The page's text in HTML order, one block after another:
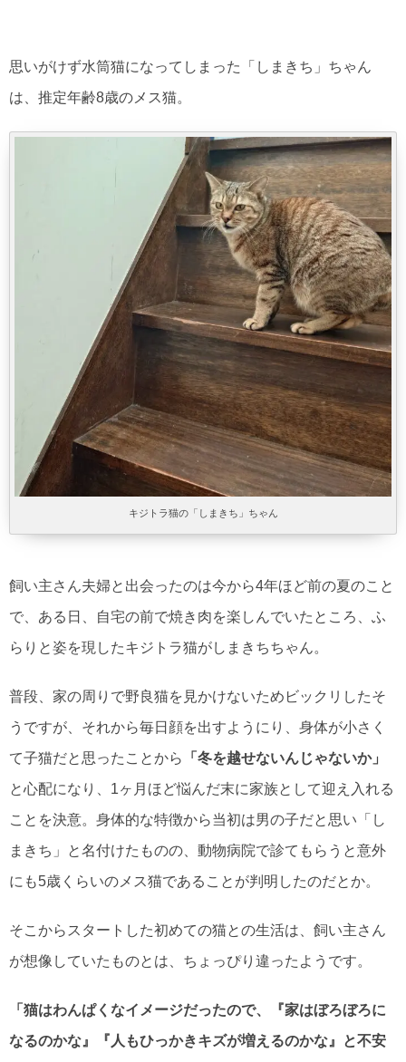
思いがけず水筒猫になってしまった「しまきち」ちゃん
は、推定年齢8歳のメス猫。
キジトラ猫の「しまきち」ちゃん
飼い主さん夫婦と出会ったのは今から4年ほど前の夏のこと
で、ある日、自宅の前で焼き肉を楽しんでいたところ、ふ
らりと姿を現したキジトラ猫がしまきちちゃん。
普段、家の周りで野良猫を見かけないためビックリしたそ
うですが、それから毎日顔を出すようにり、身体が小さく
て子猫だと思ったことから
「冬を越せないんじゃないか」
と心配になり、1ヶ月ほど悩んだ末に家族として迎え入れる
ことを決意。身体的な特徴から当初は男の子だと思い「し
まきち」と名付けたものの、動物病院で診てもらうと意外
にも5歳くらいのメス猫であることが判明したのだとか。
そこからスタートした初めての猫との生活は、飼い主さん
が想像していたものとは、ちょっぴり違ったようです。
「猫はわんぱくなイメージだったので、『家はぼろぼろに
なるのかな』『人もひっかきキズが増えるのかな』と不安